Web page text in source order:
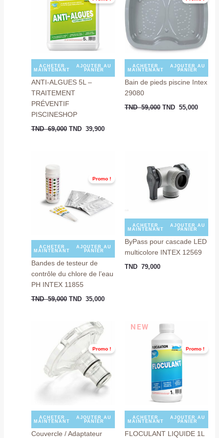
ACHETER
MAINTENANT
AJOUTER AU
PANIER
ANTI-ALGUES 5L –
TRAITEMENT
PRÉVENTIF
PISCINESHOP
TND69,000
TND
69,000.
TND 39,900
TND
ACHETER
MAINTENANT
AJOUTER AU
PANIER
Bain de pieds piscine Intex
29080
TND59,000
TND
59,000.
TND 55,000
TND
Promo !
ACHETER
MAINTENANT
AJOUTER AU
PANIER
Bandes de testeur de
contrôle du chlore de l’eau
PH INTEX 11855
TND59,000
59,000.
TND 35,000
est :
TND
ACHETER
MAINTENANT
AJOUTER AU
PANIER
ByPass pour cascade LED
multicolore INTEX 12569
TND 79,000
Promo !
ACHETER
MAINTENANT
AJOUTER AU
PANIER
Couvercle / Adaptateur
prix
initial
était :
TND
59,000.
est :
TND
NEW
Promo !
ACHETER
MAINTENANT
AJOUTER AU
PANIER
FLOCULANT LIQUIDE 1L
Le
prix
était :
TND
16,000.
est :
TND